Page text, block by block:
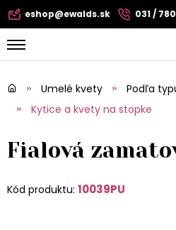
eshop@ewalds.sk 031 /
Umelé kvety
Podľa
Kytice a kvety na stopke
Fialová
Kód produktu: 10039PU